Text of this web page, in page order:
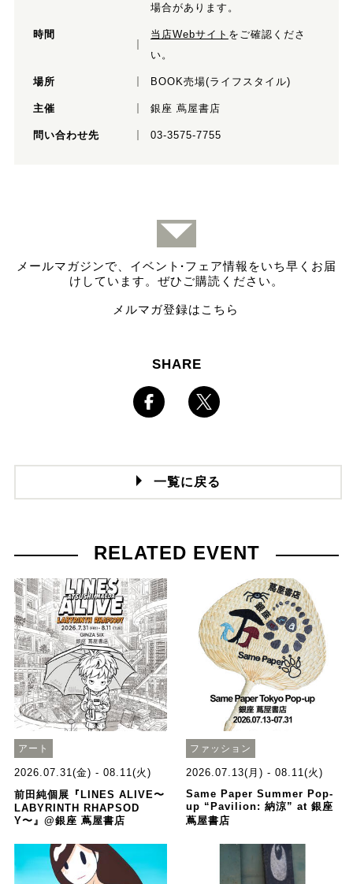
場合があります。
時間 当店Webサイト をご確認くださ
い。
場所 BOOK売場(ライフスタイル)
主催 銀座 蔦屋書店
問い合わせ先 03-3575-7755
メールマガジンで、イベント ·フェア情報をいち早くお届
けしています。ぜひご購読ください。
メルマガ登録はこちら
SHARE
一覧に戻る
RELATED EVENT
アート
2026.07.31(金) - 08.11(火)
前田純個展『LINES ALIVE〜
LABYRINTH RHAPSOD
Y〜』@銀座 蔦屋書店
ファッション
2026.07.13(月) - 08.11(火)
Same Paper Summer Pop-
up “Pavilion: 納涼” at 銀座
蔦屋書店